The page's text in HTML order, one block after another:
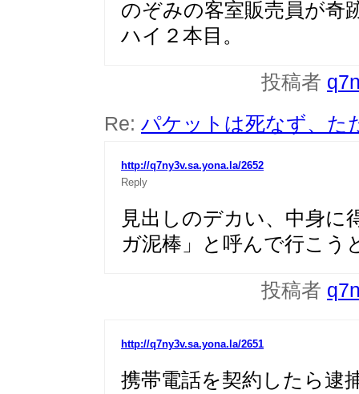
のぞみの客室販売員が奇
ハイ２本目。
投稿者
Re: パケットは死なず、た
http://q7ny3v.sa.yona.la/2652
Reply
見出しのデカい、中身
ガ泥棒」と呼んで行こう
投稿者
http://q7ny3v.sa.yona.la/2651
携帯電話を契約したら逮